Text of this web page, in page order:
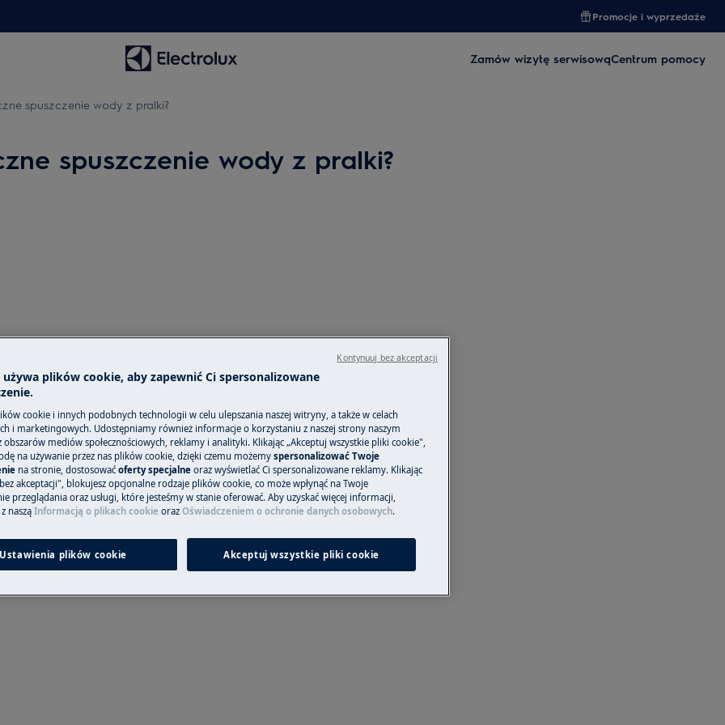
Promocje i wyprzedaże
Zamów wizytę serwisowąCentrum pomocy
spuszczenie wody z pralki?
spuszczenie wody z pralki?
automatycznie usuwa wodę z
ten nie zostanie zakończony,
którą można usunąć
instrukcja krok po kroku
używa plików cookie, aby zapewnić Ci spersonalizowane
cookie i innych podobnych technologii w celu ulepszania naszej witryny, a także w celach
i marketingowych. Udostępniamy również informacje o korzystaniu z naszej strony naszym
mediów społecznościowych, reklamy i analityki. Klikając „Akceptuj wszystkie pliki cookie",
na używanie przez nas plików cookie, dzięki czemu możemy spersonalizować Twoje
na stronie, dostosować oferty specjalne oraz wyświetlać Ci spersonalizowane reklamy. Klikając
akceptacji", blokujesz opcjonalne rodzaje plików cookie, co może wpłynąć na Twoje
przeglądania oraz usługi, które jesteśmy w stanie oferować. Aby uzyskać więcej informacji,
nasząInformacją o plikach cookie oraz Oświadczeniem o ochronie danych osobowych.
Ustawienia plików cookie Akceptuj wszystkie pliki cookie
Kontynuuj bez akceptacji